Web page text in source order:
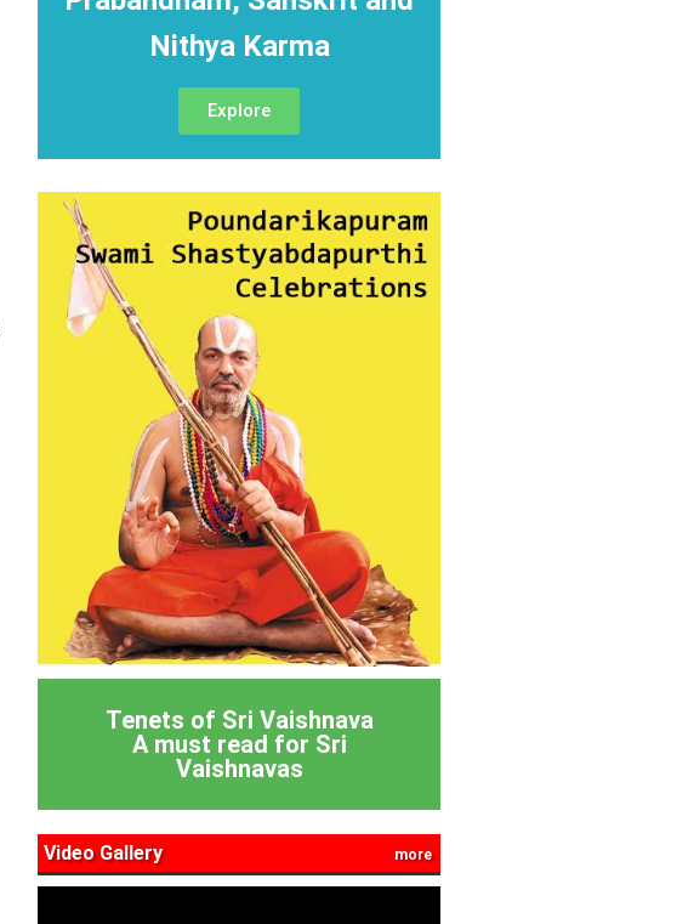
Nithya Karma
Explore
Tenets of Sri Vaishnava
A must read for Sri
Vaishnavas
Video Gallery more